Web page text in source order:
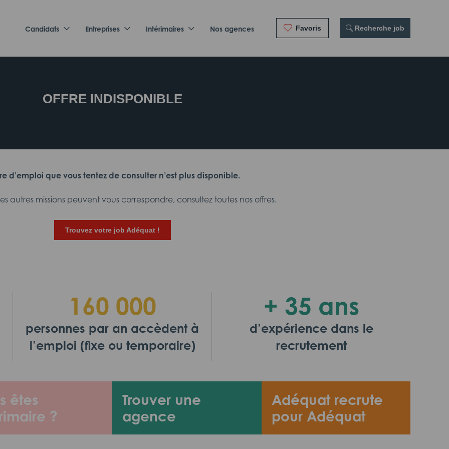
Candidats Entreprises Intérimaires Nos agences Favoris Recherche job
OFFRE INDISPONIBLE
d’emploi que vous tentez de consulter n’est plus disponible.
autres missions peuvent vous correspondre, consultez toutes nos offres.
Trouvez votre job Adéquat !
êtes
?
Trouver une
agence
Adéquat recrute
pour Adéquat
160 000
personnes par an accèdent à
l’emploi (fixe ou temporaire)
+ 35 ans
d’expérience dans le
recrutement